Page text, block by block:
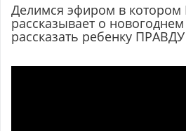
Делимся эфиром в котором
рассказывает о
рассказать ребенку